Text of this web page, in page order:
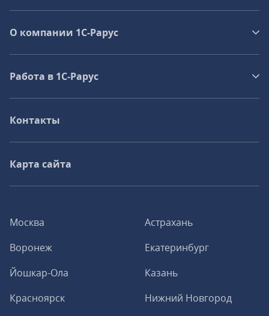
Москва
Астрахань
Воронеж
Екатеринбург
Йошкар-Ола
Казань
Красноярск
Нижний Новгород
О компании 1C-Рарус
Работа в 1С‑Рарус
Контакты
Карта сайта